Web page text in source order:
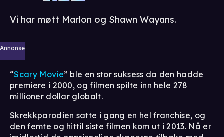
Vi har møtt Marlon og Shawn Wayans.
Annonse
“Scary Movie” ble en stor suksess da den hadde
premiere i 2000, og filmen spilte inn hele 278
millioner dollar globalt.
Skrekkparodien satte i gang en hel franchise, og
den femte og hittil siste filmen kom ut i 2013. Nå er